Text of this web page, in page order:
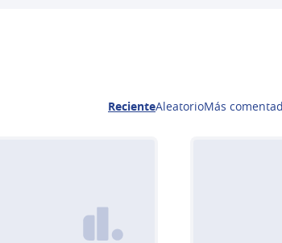
RecienteAleatorioMás